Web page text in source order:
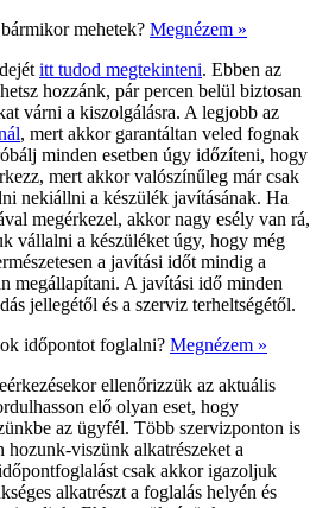
mehetek? Megnézem »
itt tudod megtekinteni. Ebben az
hozzánk, pár percen belül biztosan
várni a kiszolgálásra. A legjobb az
, mert akkor garantáltan veled fognak
minden esetben úgy időzíteni, hogy
mert akkor valószínűleg már csak
nekiállni a készülék javításának. Ha
megérkezel, akkor nagy esély van rá,
vállalni a készüléket úgy, hogy még
a javítási időt mindig a
megállapítani. A javítási idő minden
jellegétől és a szerviz terheltségétől.
időpontot foglalni? Megnézem »
ellenőrizzük az aktuális
elő olyan eset, hogy
az ügyfél. Több szervizponton is
hozunk-viszünk alkatrészeket a
csak akkor igazoljuk
alkatrészt a foglalás helyén és